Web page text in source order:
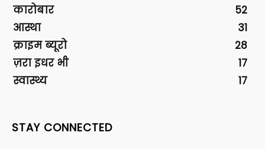
कारोबार
52
आस्था
31
क्राइम ब्यूरो
28
ज़रा इधर भी
17
स्वास्थ्य
17
STAY CONNECTED